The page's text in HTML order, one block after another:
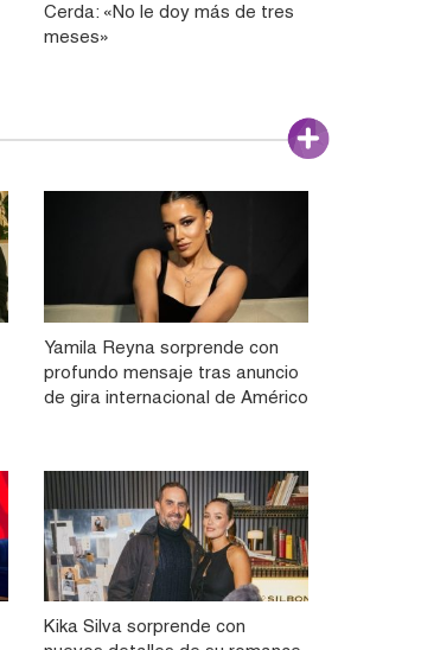
Cerda: «No le doy más de tres
meses»
Yamila Reyna sorprende con
profundo mensaje tras anuncio
de gira internacional de Américo
Kika Silva sorprende con